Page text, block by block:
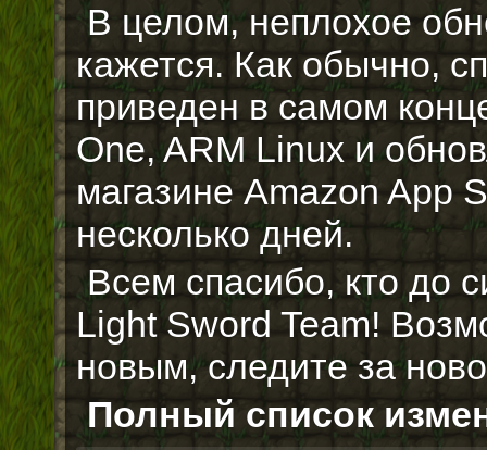
В целом, неплохое
кажется. Как обычно,
приведен в самом
One, ARM Linux и
магазине Amazon App
несколько дней.
Всем спасибо, кто до
Light Sword Team!
новым, следите за
Полный список